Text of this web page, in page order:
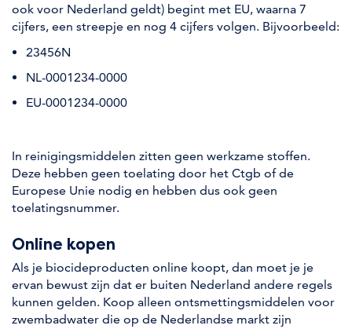
ook voor Nederland geldt) begint met EU, waarna 7
cijfers, een streepje en nog 4 cijfers volgen. Bijvoorbeeld:
23456N
NL-0001234-0000
EU-0001234-0000
In reinigingsmiddelen zitten geen werkzame stoffen.
Deze hebben geen toelating door het Ctgb of de
Europese Unie nodig en hebben dus ook geen
toelatingsnummer.
Online kopen
Als je biocideproducten online koopt, dan moet je je
ervan bewust zijn dat er buiten Nederland andere regels
kunnen gelden. Koop alleen ontsmettingsmiddelen voor
zwembadwater die op de Nederlandse markt zijn